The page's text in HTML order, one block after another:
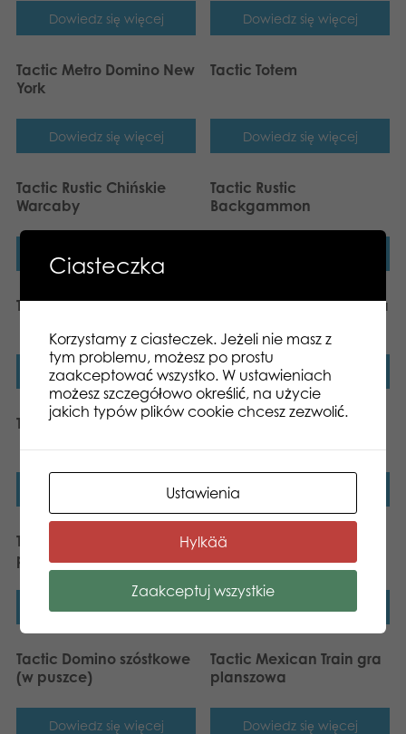
Dowiedz się więcej Dowiedz się więcej
Tactic Metro Domino New
York
Dowiedz się więcej
Tactic Totem
Dowiedz się więcej
Tactic Rustic Chińskie
Warcaby
Dowiedz się więcej
Tactic Rustic
Backgammon
Tactic Rustic Szachy
Dowiedz się więcej
Tactic Deluxe Rummy gra
Dowiedz się więcej
Tactic Deluxe 5 w 1
Tactic Deluxe Kalaha gra
planszowa
Dowiedz się więcej
Tactic Domino
dziewiątkowe (w puszce)
Dowiedz się więcej
Tactic Domino szóstkowe
(w puszce)
Dowiedz się więcej
Tactic Mexican Train gra
planszowa
Dowiedz się więcej
Ciasteczka
Korzystamy z ciasteczek. Jeżeli nie masz z
tym problemu, możesz po prostu
zaakceptować wszystko. W ustawieniach
możesz szczegółowo określić, na użycie
jakich typów plików cookie chcesz zezwolić.
Ustawienia
Hylkää
Zaakceptuj wszystkie